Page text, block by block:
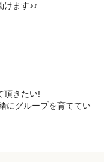
けます♪♪
頂きたい!
にグループを育ててい